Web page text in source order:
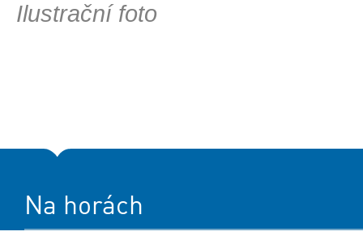
Ilustrační foto
Na horách